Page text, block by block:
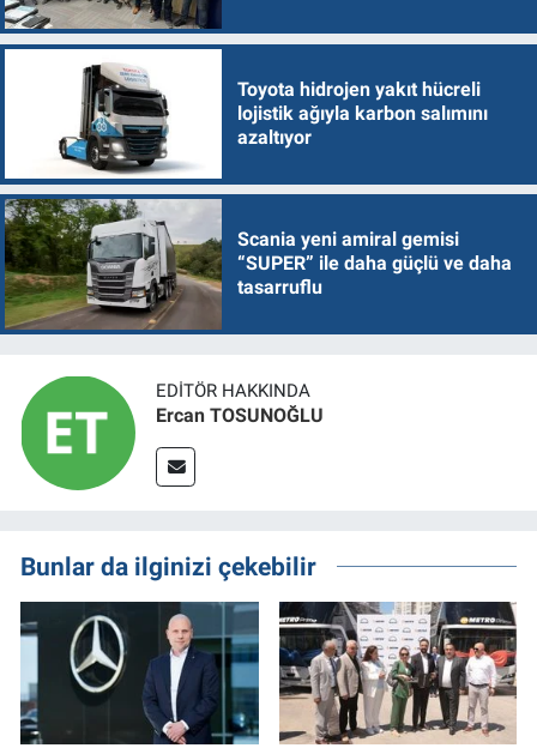
Toyota hidrojen yakıt hücreli
lojistik ağıyla karbon salımını
azaltıyor
Scania yeni amiral gemisi
“SUPER” ile daha güçlü ve daha
tasarruflu
EDITÖR HAKKINDA
Ercan TOSUNOĞLU
Bunlar da ilginizi çekebilir